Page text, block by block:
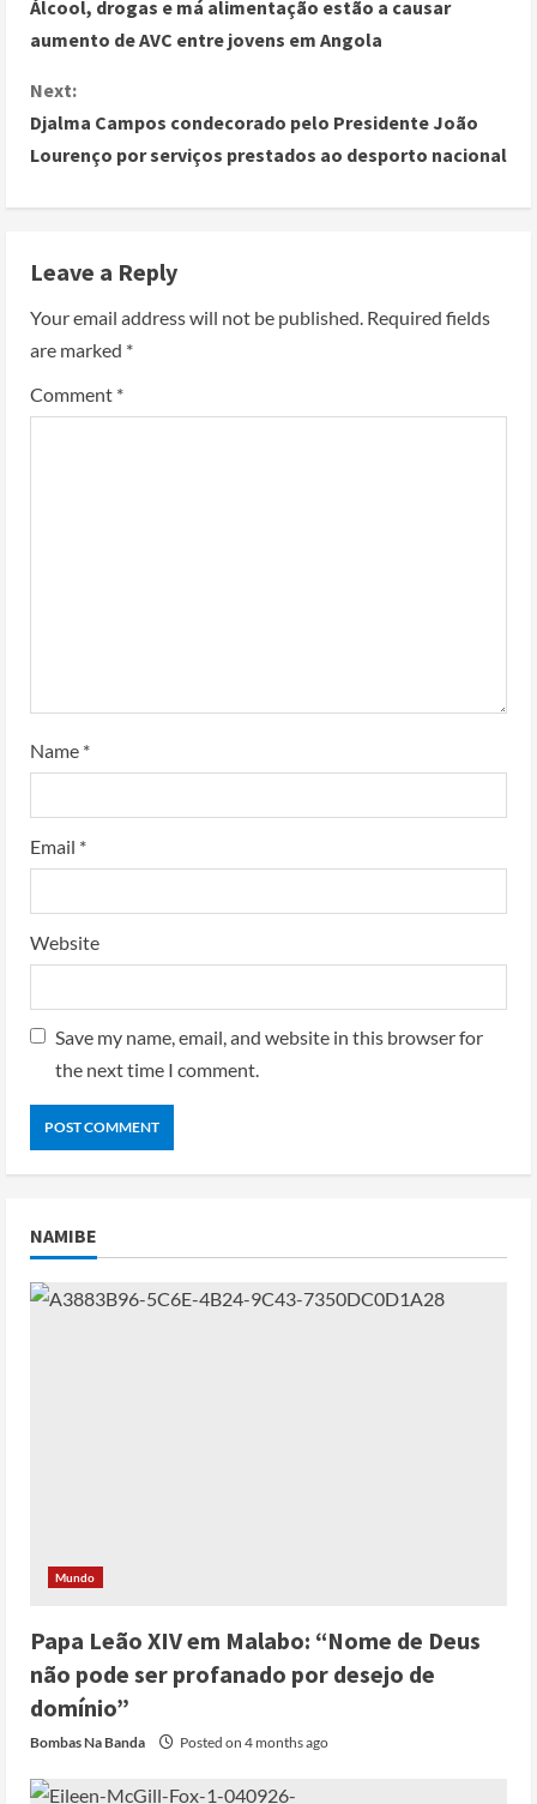
Álcool, drogas e má alimentação estão a causar
aumento de AVC entre jovens em Angola
Next:
Djalma Campos condecorado pelo Presidente João
Lourenço por serviços prestados ao desporto nacional
Leave a Reply
Your email address will not be published. Required fields
are marked *
Comment *
Name *
Email *
Website
Save my name, email, and website in this browser for
the next time I comment.
NAMIBE
Mundo
Papa Leão XIV em Malabo: “Nome de Deus
não pode ser profanado por desejo de
domínio”
Bombas Na Banda Posted on 4 months ago